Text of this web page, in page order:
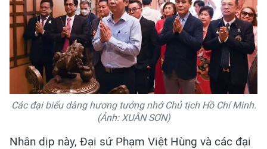
Các đại biểu dâng hương tưởng nhớ Chủ tịch Hồ Chí Minh.
(Ảnh: XUÂN SƠN)
Nhân dịp này, Đại sứ Phạm Việt Hùng và các đại